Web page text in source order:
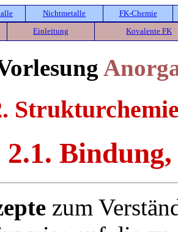
Nichtmetalle FK-Chemie
Einleitung Kovalente FK
2.1.
zum